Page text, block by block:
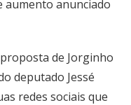
aumento anunciado
de Jorginho
deputado Jessé
redes sociais que